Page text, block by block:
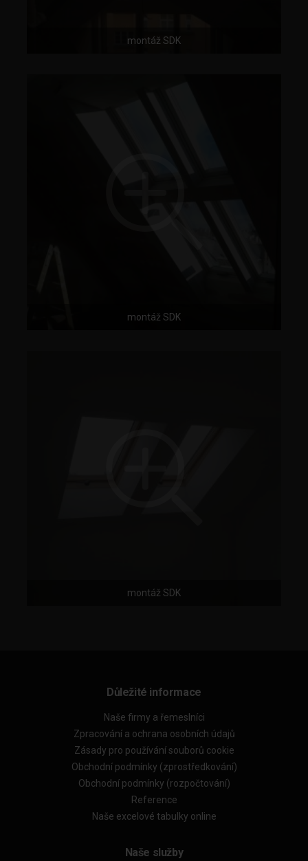
montáž SDK
montáž SDK
montáž SDK
Důležité informace
Naše firmy a řemeslníci
Zpracování a ochrana osobních údajů
Zásady pro používání souborů cookie
Obchodní podmínky (zprostředkování)
Obchodní podmínky (rozpočtování)
Reference
Naše excelové tabulky online
Naše služby